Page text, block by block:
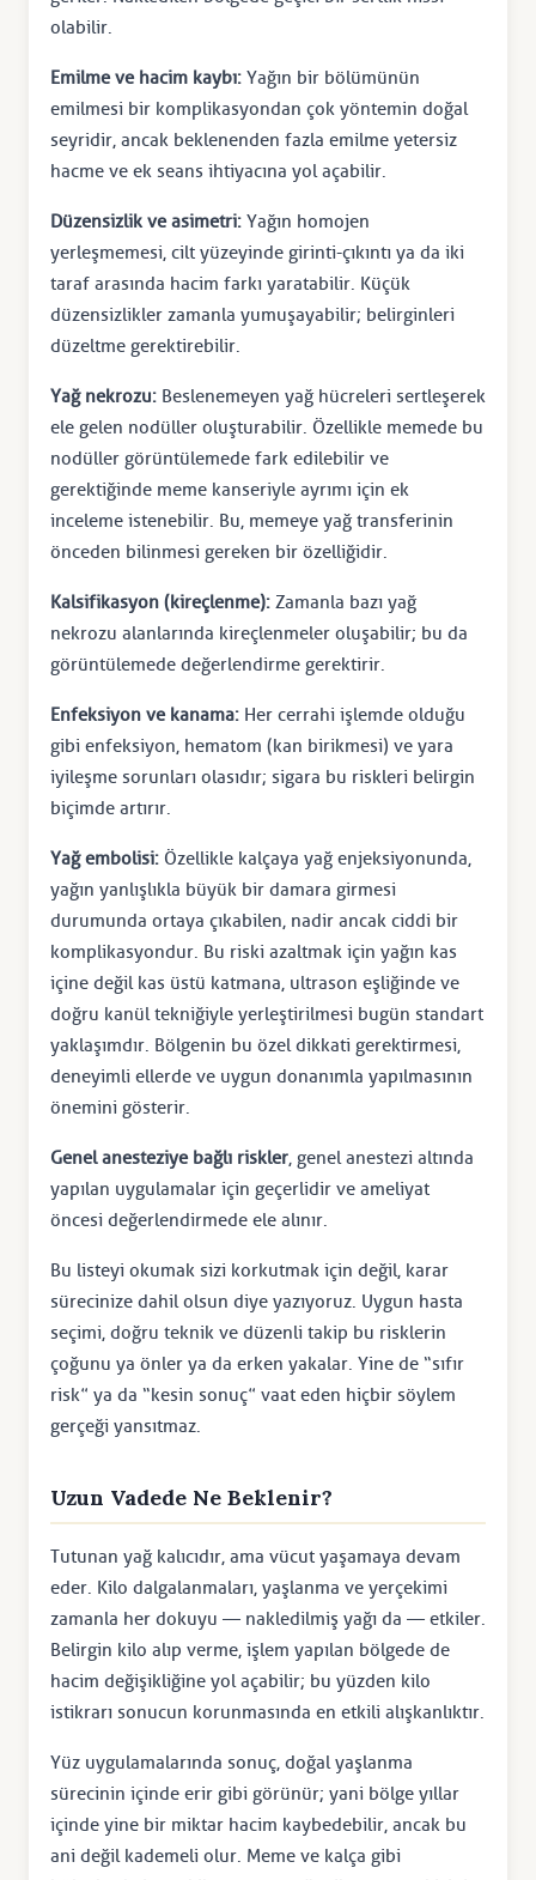
olabilir.
Emilme ve hacim kaybı: Yağın bir bölümünün
emilmesi bir komplikasyondan çok yöntemin doğal
seyridir, ancak beklenenden fazla emilme yetersiz
hacme ve ek seans ihtiyacına yol açabilir.
Düzensizlik ve asimetri: Yağın homojen
yerleşmemesi, cilt yüzeyinde girinti-çıkıntı ya da iki
taraf arasında hacim farkı yaratabilir. Küçük
düzensizlikler zamanla yumuşayabilir; belirginleri
düzeltme gerektirebilir.
Yağ nekrozu: Beslenemeyen yağ hücreleri sertleşerek
ele gelen nodüller oluşturabilir. Özellikle memede bu
nodüller görüntülemede fark edilebilir ve
gerektiğinde meme kanseriyle ayrımı için ek
inceleme istenebilir. Bu, memeye yağ transferinin
önceden bilinmesi gereken bir özelliğidir.
Kalsifikasyon (kireçlenme): Zamanla bazı yağ
nekrozu alanlarında kireçlenmeler oluşabilir; bu da
görüntülemede değerlendirme gerektirir.
Enfeksiyon ve kanama: Her cerrahi işlemde olduğu
gibi enfeksiyon, hematom (kan birikmesi) ve yara
iyileşme sorunları olasıdır; sigara bu riskleri belirgin
biçimde artırır.
Yağ embolisi: Özellikle kalçaya yağ enjeksiyonunda,
yağın yanlışlıkla büyük bir damara girmesi
durumunda ortaya çıkabilen, nadir ancak ciddi bir
komplikasyondur. Bu riski azaltmak için yağın kas
içine değil kas üstü katmana, ultrason eşliğinde ve
doğru kanül tekniğiyle yerleştirilmesi bugün standart
yaklaşımdır. Bölgenin bu özel dikkati gerektirmesi,
deneyimli ellerde ve uygun donanımla yapılmasının
önemini gösterir.
Genel anesteziye bağlı riskler, genel anestezi altında
yapılan uygulamalar için geçerlidir ve ameliyat
öncesi değerlendirmede ele alınır.
Bu listeyi okumak sizi korkutmak için değil, karar
sürecinize dahil olsun diye yazıyoruz. Uygun hasta
seçimi, doğru teknik ve düzenli takip bu risklerin
çoğunu ya önler ya da erken yakalar. Yine de “sıfır
risk” ya da “kesin sonuç” vaat eden hiçbir söylem
gerçeği yansıtmaz.
Uzun Vadede Ne Beklenir?
Tutunan yağ kalıcıdır, ama vücut yaşamaya devam
eder. Kilo dalgalanmaları, yaşlanma ve yerçekimi
zamanla her dokuyu — nakledilmiş yağı da — etkiler.
Belirgin kilo alıp verme, işlem yapılan bölgede de
hacim değişikliğine yol açabilir; bu yüzden kilo
istikrarı sonucun korunmasında en etkili alışkanlıktır.
Yüz uygulamalarında sonuç, doğal yaşlanma
sürecinin içinde erir gibi görünür; yani bölge yıllar
içinde yine bir miktar hacim kaybedebilir, ancak bu
ani değil kademeli olur. Meme ve kalça gibi